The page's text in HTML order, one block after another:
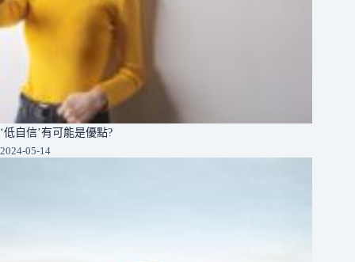
‘低自信’有可能是優點?
2024-05-14